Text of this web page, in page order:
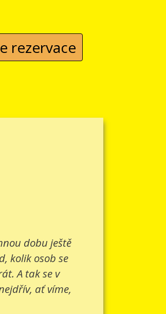
rezervace
dobu ještě
kolik osob se
A tak se v
ať víme,